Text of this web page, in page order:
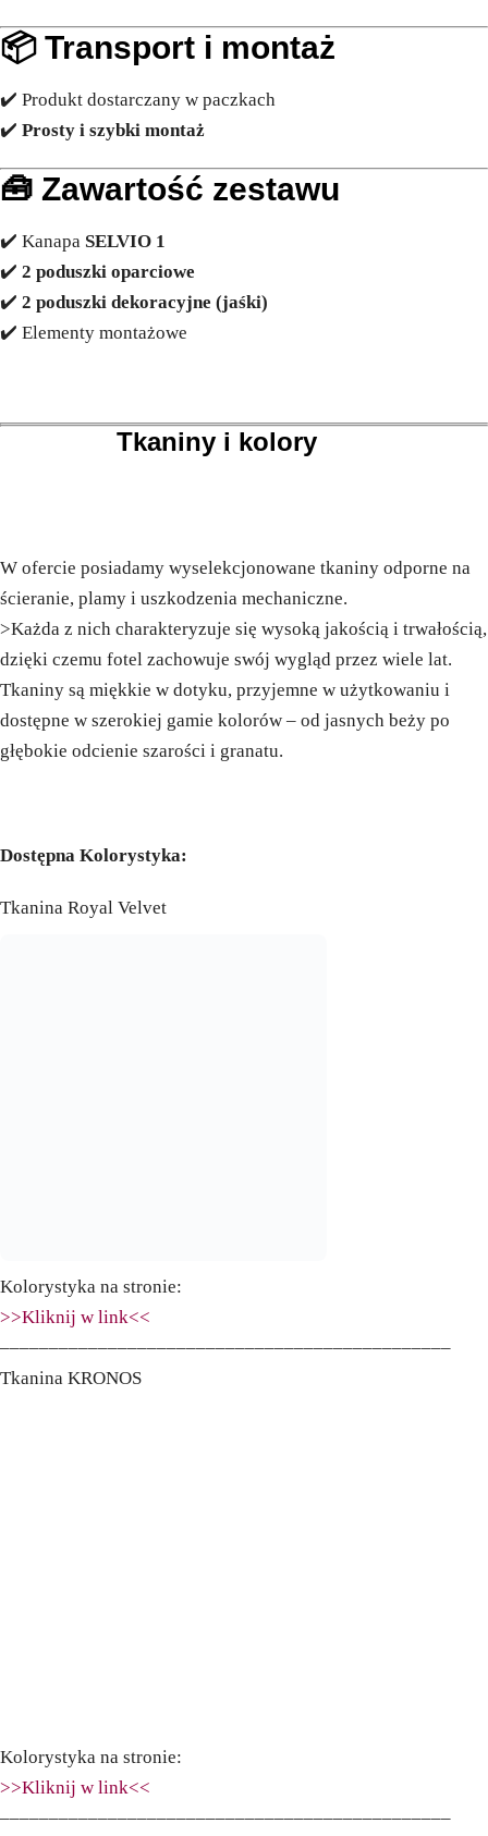
📦 Transport i montaż
✔️ Produkt dostarczany w paczkach
✔️ Prosty i szybki montaż
🧰 Zawartość zestawu
✔️ Kanapa SELVIO 1
✔️ 2 poduszki oparciowe
✔️ 2 poduszki dekoracyjne (jaśki)
✔️ Elementy montażowe
Tkaniny i kolory
W ofercie posiadamy wyselekcjonowane tkaniny odporne na
ścieranie, plamy i uszkodzenia mechaniczne.
>Każda z nich charakteryzuje się wysoką jakością i trwałością,
dzięki czemu fotel zachowuje swój wygląd przez wiele lat.
Tkaniny są miękkie w dotyku, przyjemne w użytkowaniu i
dostępne w szerokiej gamie kolorów – od jasnych beży po
głębokie odcienie szarości i granatu.
Dostępna Kolorystyka:
Tkanina Royal Velvet
Kolorystyka na stronie:
>>Kliknij w link<<
––––––––––––––––––––––––––––––––––––––––––––––
Tkanina KRONOS
Kolorystyka na stronie:
>>Kliknij w link<<
––––––––––––––––––––––––––––––––––––––––––––––